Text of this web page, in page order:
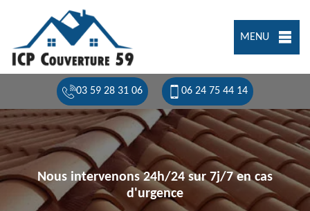
MENU
03 59 28 31 06 06 24 75 44 14
Nous intervenons 24h/24 sur 7j/7 en cas
d'urgence